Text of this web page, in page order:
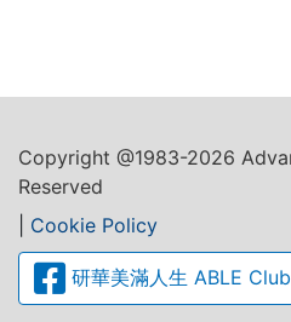
Copyright @1983-2026
Reserved
Cookie Policy
研華美滿人生 ABLE